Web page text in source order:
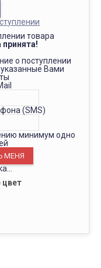
товара
принята!
о поступлении
Вами
(SMS)
минимум одно
цвет